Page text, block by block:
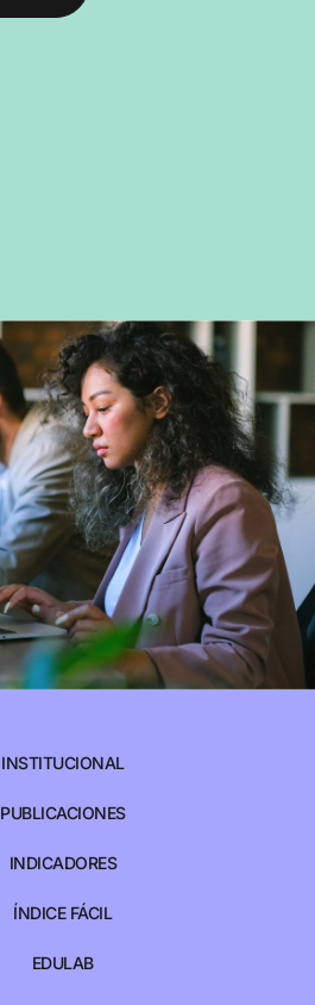
INSTITUCIONAL
PUBLICACIONES
INDICADORES
ÍNDICE FÁCIL
EDULAB